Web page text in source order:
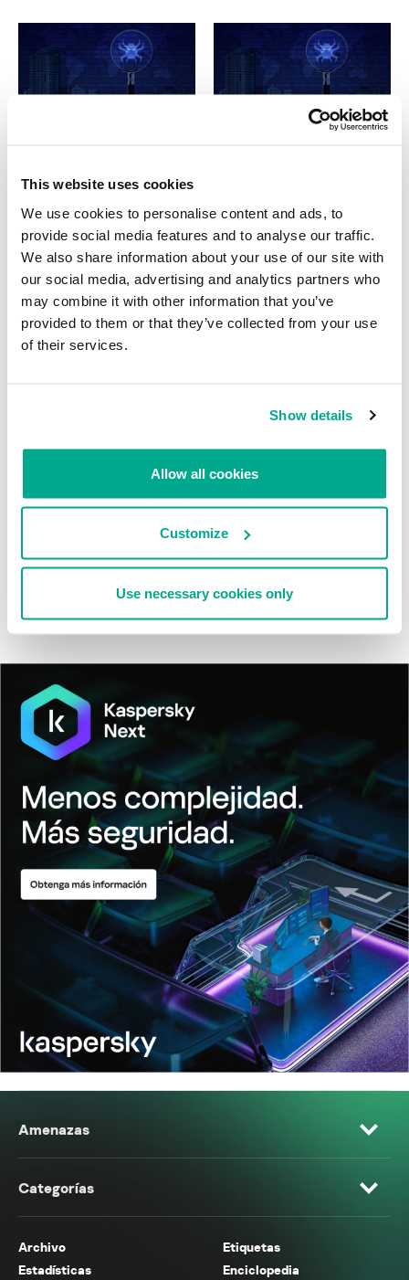
This website uses cookies
We use cookies to personalise content and ads, to
provide social media features and to analyse our traffic.
We also share information about your use of our site with
our social media, advertising and analytics partners who
may combine it with other information that you’ve
provided to them or that they’ve collected from your use
of their services.
Show details
Allow all cookies
Customize
Use necessary cookies only
informáticas en el primer
computadoras personales
INFORMES
del APT BlindEagle. Grupo que apunta a organizaciones e
América Latina.
Tácticas, técnicas y procedimientos (TTPs) de los grupos de
MosaicRegressor: acechando en las sombras de UEFI
Amenazas
Categorías
Archivo
Etiquetas
Estadísticas
Enciclopedia